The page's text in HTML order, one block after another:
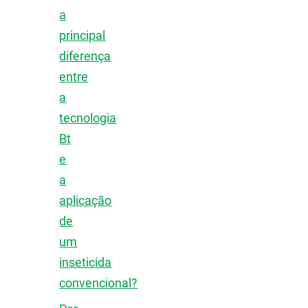
a
principal
diferença
entre
a
tecnologia
Bt
e
a
aplicação
de
um
inseticida
convencional?